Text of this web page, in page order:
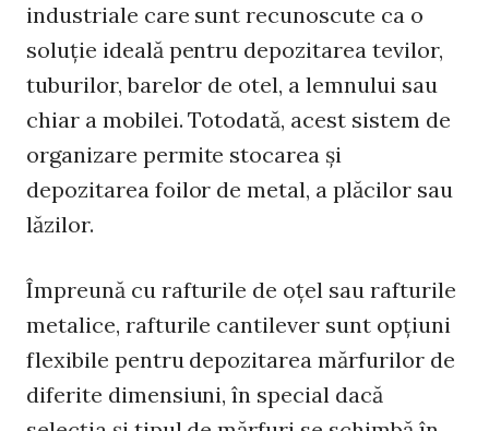
industriale care sunt recunoscute ca o
soluție ideală pentru depozitarea tevilor,
tuburilor, barelor de otel, a lemnului sau
chiar a mobilei. Totodată, acest sistem de
organizare permite stocarea și
depozitarea foilor de metal, a plăcilor sau
lăzilor.
Împreună cu rafturile de oțel sau rafturile
metalice, rafturile cantilever sunt opțiuni
flexibile pentru depozitarea mărfurilor de
diferite dimensiuni, în special dacă